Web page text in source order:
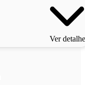
Ver